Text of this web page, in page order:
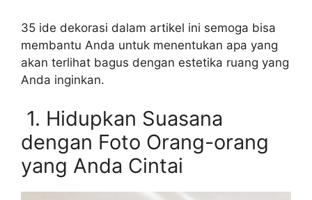
35 ide dekorasi dalam artikel ini semoga bisa
membantu Anda untuk menentukan apa yang
akan terlihat bagus dengan estetika ruang yang
Anda inginkan.
1. Hidupkan Suasana
dengan Foto Orang-orang
yang Anda Cintai